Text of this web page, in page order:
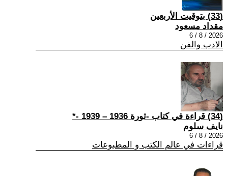
(33) بتوقيت الأربعين
مقداد مسعود
2026 / 8 / 6
الادب والفن
(34) قراءة في كتاب -ثورة 1936 – 1939 -*
نايف سلوم
2026 / 8 / 6
قراءات في عالم الكتب و المطبوعات